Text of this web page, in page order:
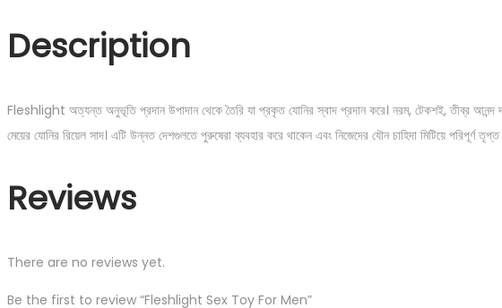
Description
Fleshlight অত্যন্ত অনুভূতি প্রদান উপাদান থেকে তৈরি যা প্রকৃত যোনির স্বাদ প্রদান করে। নরম, টেকশই, তীব্র আনন্দ
মেয়ের যোনির রিয়েল সাদ। এটি উন্নত দেশগুলতে পুরুষেরা ব্যবহার করে থাকেন এবং নিজেদের যৌন চাহিদা মিটিয়ে পরিপূর্ণ
Reviews
There are no reviews yet.
Be the first to review “Fleshlight Sex Toy For Men”